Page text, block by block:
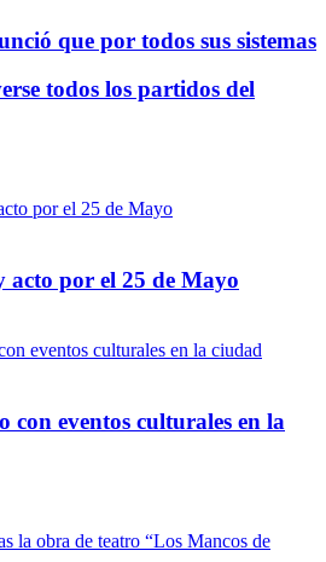
que por todos sus sistemas
todos los partidos del
acto por el 25 de Mayo
con eventos culturales en la